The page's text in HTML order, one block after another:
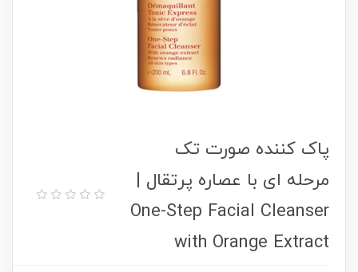
پاک کننده صورت تک
مرحله ای با عصاره پرتقال |
One-Step Facial Cleanser
with Orange Extract